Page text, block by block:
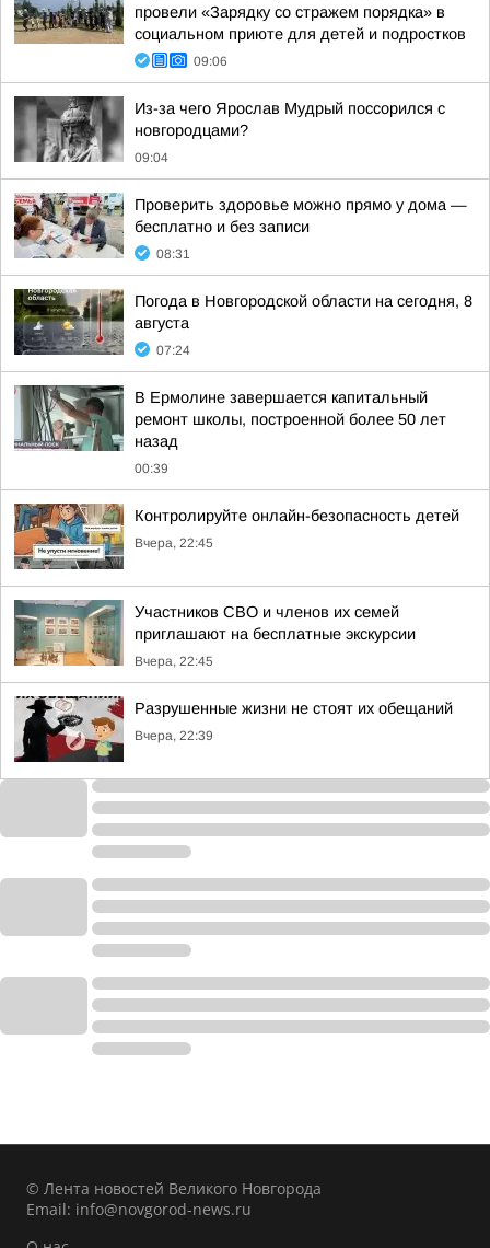
провели «Зарядку со стражем порядка» в
социальном приюте для детей и подростков
09:06
Из-за чего Ярослав Мудрый поссорился с
новгородцами?
09:04
Проверить здоровье можно прямо у дома —
бесплатно и без записи
08:31
Погода в Новгородской области на сегодня, 8
августа
07:24
В Ермолине завершается капитальный
ремонт школы, построенной более 50 лет
назад
00:39
Контролируйте онлайн-безопасность детей
Вчера, 22:45
Участников СВО и членов их семей
приглашают на бесплатные экскурсии
Вчера, 22:45
Разрушенные жизни не стоят их обещаний
Вчера, 22:39
© Лента новостей Великого Новгорода
Email: info@novgorod-news.ru